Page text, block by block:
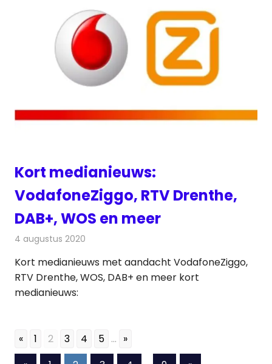
Kort medianieuws:
VodafoneZiggo, RTV Drenthe,
DAB+, WOS en meer
4 augustus 2020
Kort medianieuws met aandacht VodafoneZiggo,
RTV Drenthe, WOS, DAB+ en meer kort
medianieuws:
« 1 2 3 4 5 ... »